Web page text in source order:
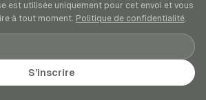
est utilisée uniquement pour cet envoi et vous
à tout moment. Politique de confidentialité.
S’inscrire